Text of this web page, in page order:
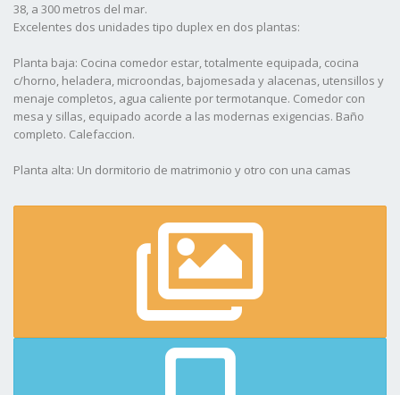
38, a 300 metros del mar.
Excelentes dos unidades tipo duplex en dos plantas:
Planta baja: Cocina comedor estar, totalmente equipada, cocina
c/horno, heladera, microondas, bajomesada y alacenas, utensillos y
menaje completos, agua caliente por termotanque. Comedor con
mesa y sillas, equipado acorde a las modernas exigencias. Baño
completo. Calefaccion.
Planta alta: Un dormitorio de matrimonio y otro con una camas
Espacio para auto con porton, parrillas y jardÃ­n.
* Atendido por sus dueños
* Disponible TODO EL AñO.
* NO SE ACEPTAN MASCOTAS
* Las reservas solo se hacen efectivas dentro de las 48 hs.